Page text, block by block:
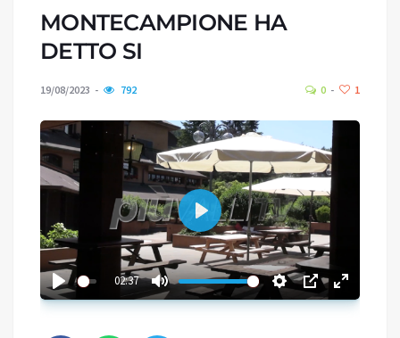
MONTECAMPIONE HA
DETTO SI
19/08/2023 792 0 1
02:37
Play